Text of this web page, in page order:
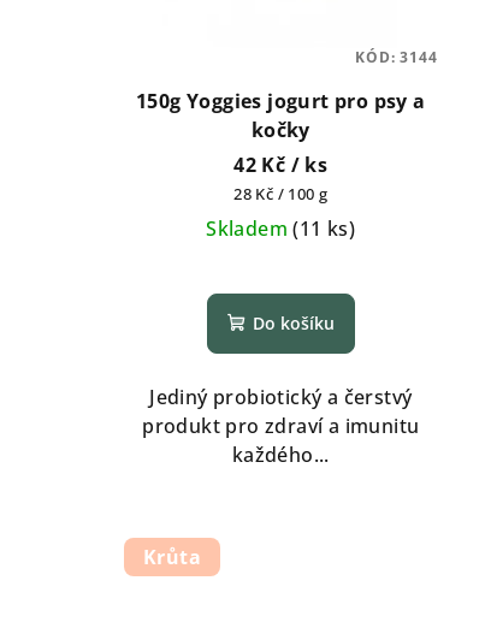
k
r150g Yoggies jogurt pro psy a
kočky
42 Kč / ks
Měrná
cena:
28 Kč / 100 g
Skladem(11 ks)
hodnocení
produktu
je
5,0
z
5
Do košíku
Jediný probiotický a čerstvý
produkt pro zdraví a imunitu
každého...
KÓD:3144
Krůta